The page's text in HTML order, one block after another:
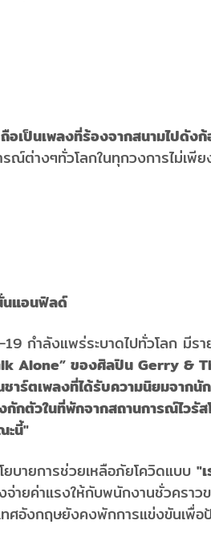
ป็นเพลงที่ร้องจากสนามไปดังก้
รณ์ต่างๆทั่วโลกในทุกวงการไม่เพี
นแอนฟิลด์
กำลังแพร่ระบาดไปทั่วโลก มีร
Alone” ของศิลปิน Gerry &
ร์ตเพลงที่ได้รับความนิยมจากนั
ตัวในที่พักจากสถานการณ์ไวรัส
ะนี้"
บายการช่วยเหลือภัยโควิดแบบ "
จ่ายค่าแรงให้กับพนักงานชั่วคราว
ศอังกฤษยังคงพักการแข่งขันเพื่อ